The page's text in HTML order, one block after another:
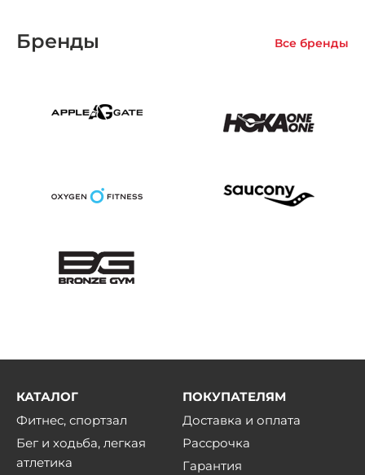
Бренды Все бренды
КАТАЛОГ
Фитнес, спортзал
Бег и ходьба, легкая
атлетика
ПОКУПАТЕЛЯМ
Доставка и оплата
Рассрочка
Гарантия